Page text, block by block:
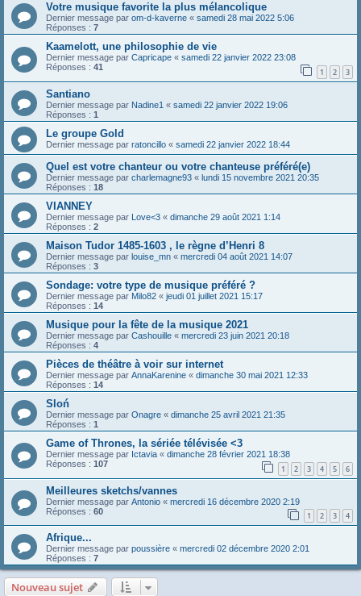
Votre musique favorite la plus mélancolique
Dernier message par om-d-kaverne « samedi 28 mai 2022 5:06
Réponses : 7
Kaamelott, une philosophie de vie
Dernier message par Capricape « samedi 22 janvier 2022 23:08
Réponses : 41 1 2 3
Santiano
Dernier message par Nadine1 « samedi 22 janvier 2022 19:06
Réponses : 1
Le groupe Gold
Dernier message par ratoncillo « samedi 22 janvier 2022 18:44
Quel est votre chanteur ou votre chanteuse préféré(e)
Dernier message par charlemagne93 « lundi 15 novembre 2021 20:35
Réponses : 18
VIANNEY
Dernier message par Love<3 « dimanche 29 août 2021 1:14
Réponses : 2
Maison Tudor 1485-1603 , le règne d’Henri 8
Dernier message par louise_mn « mercredi 04 août 2021 14:07
Réponses : 3
Sondage: votre type de musique préféré ?
Dernier message par Milo82 « jeudi 01 juillet 2021 15:17
Réponses : 14
Musique pour la fête de la musique 2021
Dernier message par Cashouille « mercredi 23 juin 2021 20:18
Réponses : 4
Pièces de théâtre à voir sur internet
Dernier message par AnnaKarenine « dimanche 30 mai 2021 12:33
Réponses : 14
Sloń
Dernier message par Onagre « dimanche 25 avril 2021 21:35
Réponses : 1
Game of Thrones, la sériée télévisée <3
Dernier message par Ictavia « dimanche 28 février 2021 18:38
Réponses : 107 1 2 3 4 5 6
Meilleures sketchs/vannes
Dernier message par Antonio « mercredi 16 décembre 2020 2:19
Réponses : 60 1 2 3 4
Afrique...
Dernier message par poussière « mercredi 02 décembre 2020 2:01
Réponses : 7
Nouveau sujet